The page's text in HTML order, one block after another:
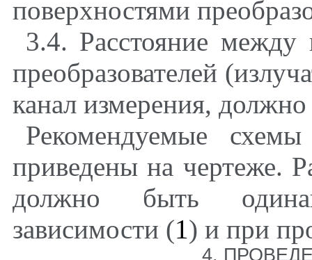
поверхностями
3.4. Расстояние между
преобразователей
канал измерения,
Рекомендуемые схемы
приведены на чертеже.
должно быть
зависимости (1) и при
4.